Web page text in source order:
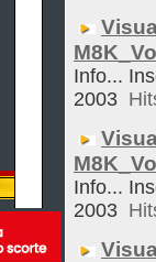
Info...
2003
Info...
2003